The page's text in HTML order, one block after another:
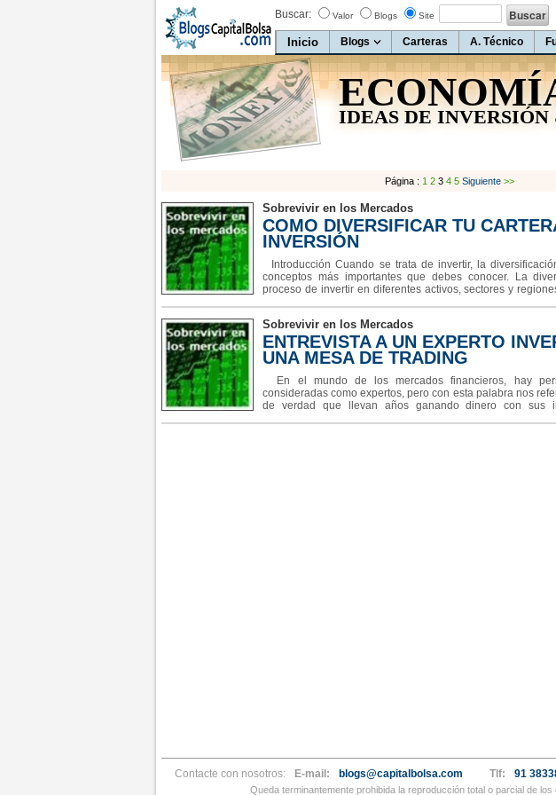
Buscar: Valor Blogs Site
Inicio Blogs Carteras A. Técnico
IDEAS DE
Página : 1 2 3 4 5 Siguiente >>
Sobrevivir en los Mercados
COMO DIVERSIFICAR TU
INVERSIÓN
Introducción Cuando se trata de invertir, la
conceptos más importantes que debes conocer. La
proceso de invertir en diferentes activos, sectores y
Sobrevivir en los Mercados
ENTREVISTA A UN EXPERTO
UNA MESA DE TRADING
En el mundo de los mercados financieros, hay
consideradas como expertos, pero con esta palabra nos
de verdad que llevan años ganando dinero con sus
Contacte con nosotros: E-mail: blogs@capitalbolsa.com Tlf: 91
Queda terminantemente prohibida la reproducción total o parcial de